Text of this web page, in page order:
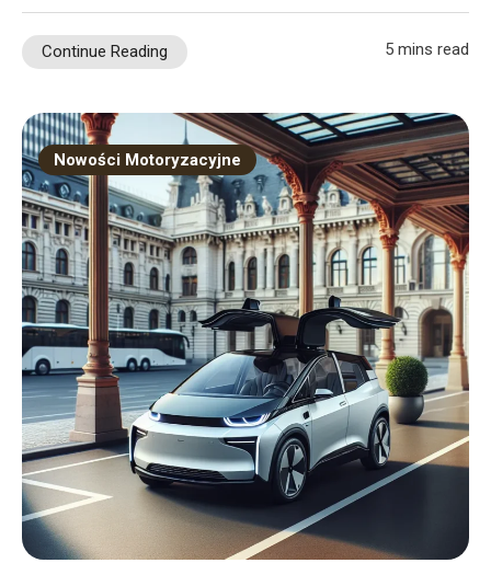
Continue Reading 5 mins read
Nowości Motoryzacyjne